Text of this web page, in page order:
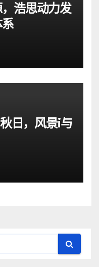
浩思动力发
日，风景i与